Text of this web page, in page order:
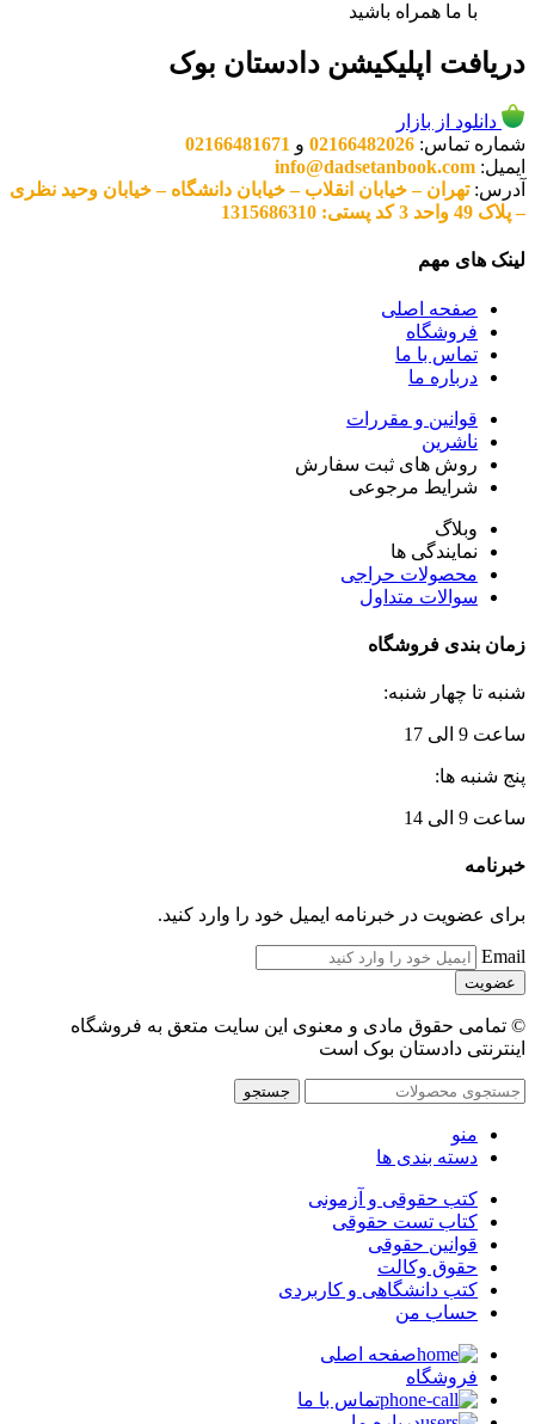
با ما همراه باشید
دریافت اپلیکیشن دادستان بوک
دانلود از بازار
شماره تماس: 02166482026 و 02166481671
ایمیل: info@dadsetanbook.com
آدرس:تهران – خیابان انقلاب – خیابان دانشگاه – خیابان وحید نظری
– پلاک 49 واحد 3 کد پستی: 1315686310
لینک های مهم
صفحه اصلی
فروشگاه
تماس با ما
درباره ما
قوانین و مقررات
ناشرین
روش های ثبت سفارش
شرایط مرجوعی
وبلاگ
نمایندگی ها
محصولات حراجی
سوالات متداول
زمان بندی فروشگاه
شنبه تا چهار شنبه:
ساعت 9 الی 17
پنج شنبه ها:
ساعت 9 الی 14
خبرنامه
برای عضویت در خبرنامه ایمیل خود را وارد کنید.
Email
© تمامی حقوق مادی و معنوی این سایت متعق به فروشگاه
اینترنتی دادستان بوک است
جستجو
منو
دسته بندی ها
کتب حقوقی و آزمونی
کتاب تست حقوقی
قوانین حقوقی
حقوق وکالت
کتب دانشگاهی و کاربردی
حساب من
صفحه اصلی
فروشگاه
تماس با ما